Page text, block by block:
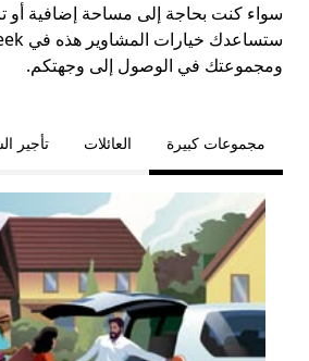
سواء كنت بحاجة إلى مساحة إضافية أو
ومجموعتك في الوصول إلى وجهتكم.
مجموعات كبيرة العائلات تأجير